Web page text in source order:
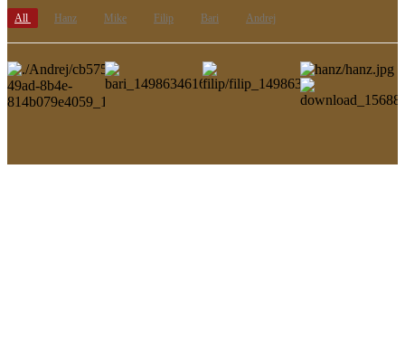
All Hanz Mike Filip Bari Andrej